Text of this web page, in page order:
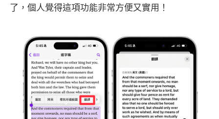
了，個人覺得這項功能非常方便又實用！